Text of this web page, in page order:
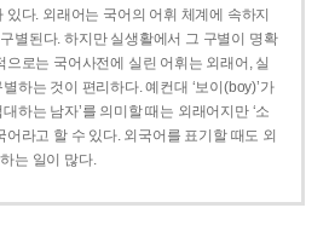
다. 외래어는 국어의 어휘 체계에 속하지
별된다. 하지만 실생활에서 그 구별이 명확
로는 국어사전에 실린 어휘는 외래어, 실
하는 것이 편리하다. 예컨대 ‘보이(boy)’가
하는 남자’를 의미할 때는 외래어지만 ‘소
어라고 할 수 있다. 외국어를 표기할 때도 외
는 일이 많다.